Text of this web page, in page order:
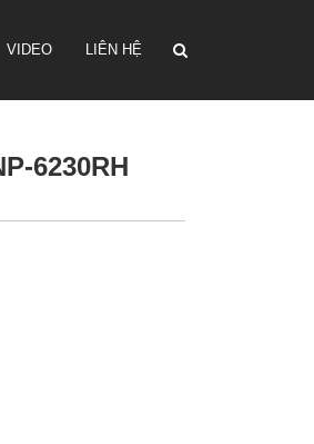
VIDEO LIÊN HỆ
6230RH